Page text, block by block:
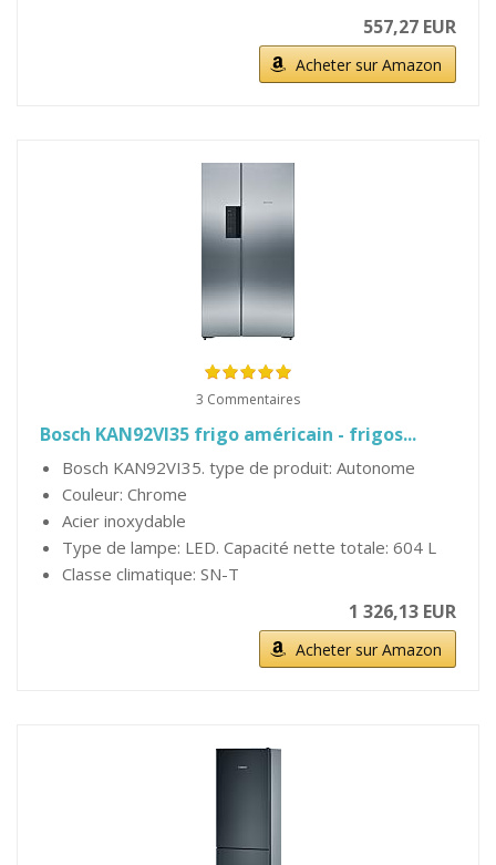
557,27 EUR
Acheter sur Amazon
3 Commentaires
Bosch KAN92VI35 frigo américain - frigos...
Bosch KAN92VI35. type de produit: Autonome
Couleur: Chrome
Acier inoxydable
Type de lampe: LED. Capacité nette totale: 604 L
Classe climatique: SN-T
1 326,13 EUR
Acheter sur Amazon